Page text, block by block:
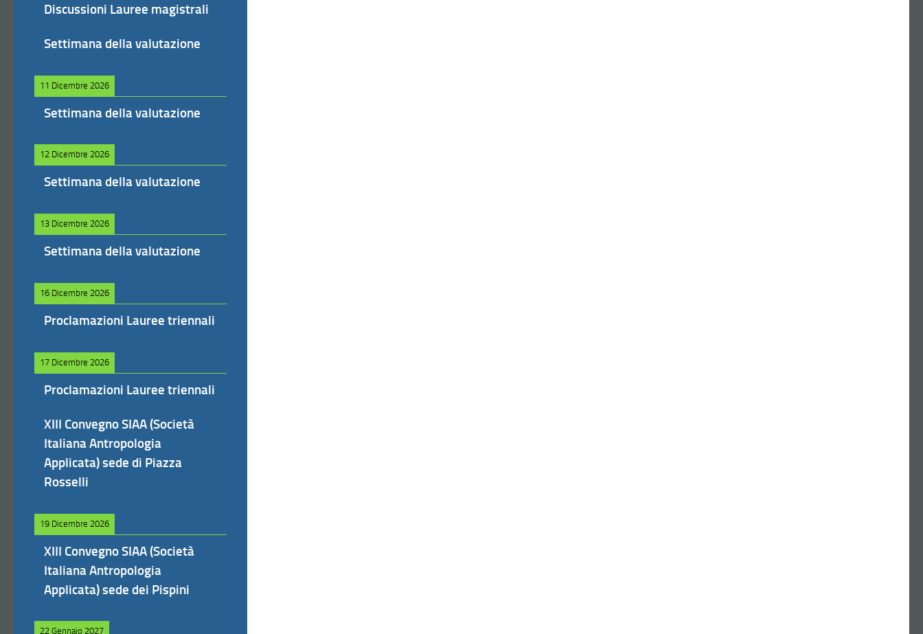
Discussioni Lauree magistrali
Settimana della valutazione
11 Dicembre 2026
Settimana della valutazione
12 Dicembre 2026
Settimana della valutazione
13 Dicembre 2026
Settimana della valutazione
16 Dicembre 2026
Proclamazioni Lauree triennali
17 Dicembre 2026
Proclamazioni Lauree triennali
XIII Convegno SIAA (Società
Italiana Antropologia
Applicata) sede di Piazza
Rosselli
19 Dicembre 2026
XIII Convegno SIAA (Società
Italiana Antropologia
Applicata) sede dei Pispini
22 Gennaio 2027